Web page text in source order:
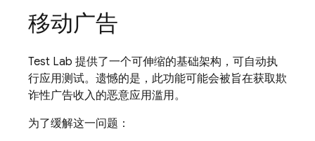
移动广告
Test Lab 提供了一个可伸缩的基础架构，可自动执
行应用测试。遗憾的是，此功能可能会被旨在获取欺
诈性广告收入的恶意应用滥用。
为了缓解这一问题：